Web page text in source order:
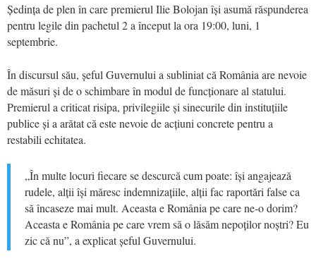
Ședința de plen în care premierul Ilie Bolojan își asumă răspunderea
pentru legile din pachetul 2 a început la ora 19:00, luni, 1
septembrie.
În discursul său, șeful Guvernului a subliniat că România are nevoie
de măsuri și de o schimbare în modul de funcționare al statului.
Premierul a criticat risipa, privilegiile și sinecurile din instituțiile
publice și a arătat că este nevoie de acțiuni concrete pentru a
restabili echitatea.
„În multe locuri fiecare se descurcă cum poate: își angajează
rudele, alții își măresc indemnizațiile, alții fac raportări false ca
să încaseze mai mult. Aceasta e România pe care ne-o dorim?
Aceasta e România pe care vrem să o lăsăm nepoților noștri? Eu
zic că nu”, a explicat șeful Guvernului.